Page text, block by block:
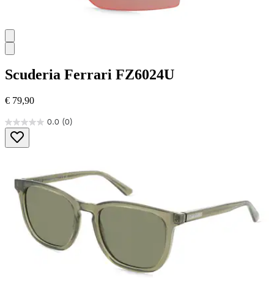
Scuderia Ferrari FZ6024U
€ 79,90
0.0 (0)
0.0
von
5